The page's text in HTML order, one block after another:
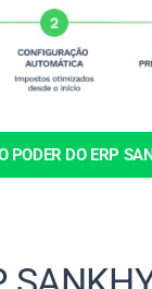
PODER DO ERP